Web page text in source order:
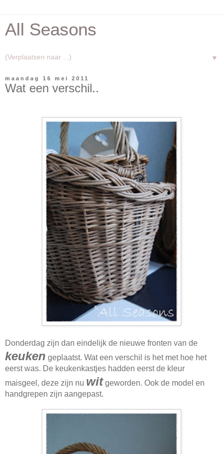
All Seasons
▼
maandag 16 mei 2011
Wat een verschil..
Donderdag zijn dan eindelijk de nieuwe fronten van de
keuken geplaatst. Wat een verschil is het met hoe het
eerst was. De keukenkastjes hadden eerst de kleur
maisgeel, deze zijn nu witgeworden. Ook de model en
handgrepen zijn aangepast.